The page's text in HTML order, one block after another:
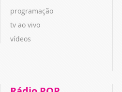
programação
tv ao vivo
vídeos